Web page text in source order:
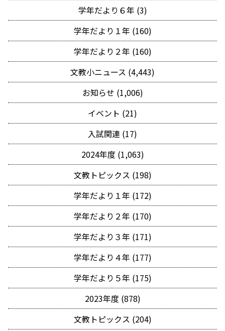
学年だより６年 (3)
学年だより１年 (160)
学年だより２年 (160)
文教小ニュース (4,443)
お知らせ (1,006)
イベント (21)
入試関連 (17)
2024年度 (1,063)
文教トピックス (198)
学年だより１年 (172)
学年だより２年 (170)
学年だより３年 (171)
学年だより４年 (177)
学年だより５年 (175)
2023年度 (878)
文教トピックス (204)